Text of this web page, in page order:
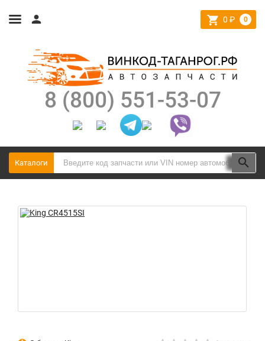
0 ₽ 0
8 (800) 551-53-07
Каталоги